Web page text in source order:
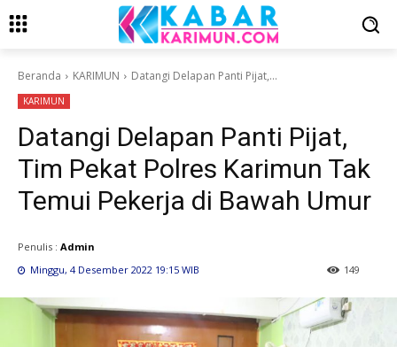
Beranda KARIMUN Datangi Delapan Panti Pijat,...
KARIMUN
Datangi Delapan Panti Pijat,
Tim Pekat Polres Karimun Tak
Temui Pekerja di Bawah Umur
Penulis : Admin
Minggu, 4 Desember 2022 19:15 WIB
149